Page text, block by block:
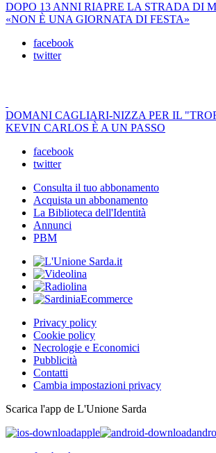
DOPO 13 ANNI RIAPRE LA STRADA DI
«NON È UNA GIORNATA DI FESTA»
facebook
twitter
DOMANI CAGLIARI-NIZZA PER IL
KEVIN CARLOS È A UN PASSO
facebook
twitter
Consulta il tuo abbonamento
Acquista un abbonamento
La Biblioteca dell'Identità
Annunci
PBM
Privacy policy
Cookie policy
Necrologie e Economici
Pubblicità
Contatti
Cambia impostazioni privacy
Scarica l'app de L'Unione Sarda
apple